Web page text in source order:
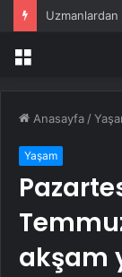
Menü
Anasayfa /
Yaşam
akşam